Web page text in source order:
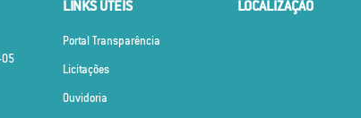
05
LINKS ÚTEIS
Portal Transparência
Licitações
Ouvidoria
LOCALIZAÇÃO